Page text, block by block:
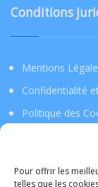
Pour offrir les
telles que les
Conditions
Mentions
Confidentialité
Politique des
Téléchargez